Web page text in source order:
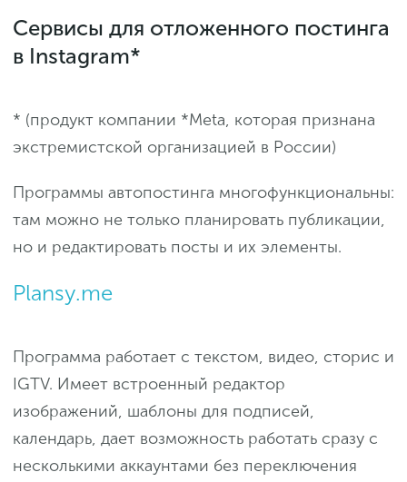
Сервисы для отложенного постинга
в Instagram*
* (продукт компании *Meta, которая признана
экстремистской организацией в России)
Программы автопостинга многофункциональны:
там можно не только планировать публикации,
но и редактировать посты и их элементы.
Plansy.me
Программа работает с текстом, видео, сторис и
IGTV. Имеет встроенный редактор
изображений, шаблоны для подписей,
календарь, дает возможность работать сразу с
несколькими аккаунтами без переключения